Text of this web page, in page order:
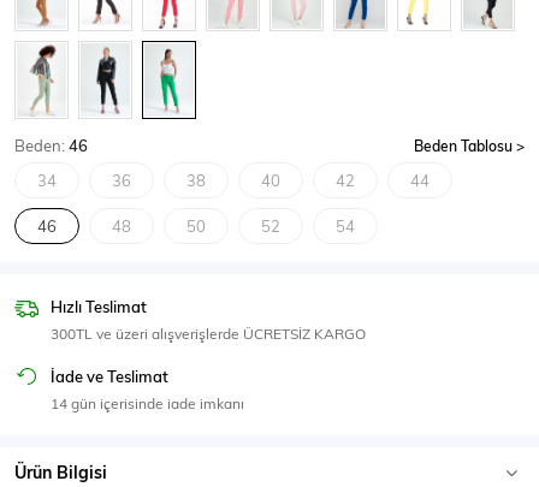
Body Atlet Crop & Büstiyer
SPOR GİYİM
Eşofman Üstü Sweatshirt
Beden:46 Beden Tablosu
34 36 38 40 42 44
46 48 50 52 54
Hızlı Teslimat
300TL ve üzeri alışverişlerde ÜCRETSİZ KARGO
İade ve Teslimat
14 gün içerisinde iade imkanı
Ürün Bilgisi